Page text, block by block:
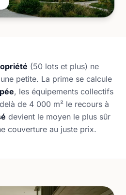
(50 lots et plus) ne
petite. La prime se calcule
, les équipements collectifs
de 4 000 m² le recours à
devient le moyen le plus sûr
couverture au juste prix.